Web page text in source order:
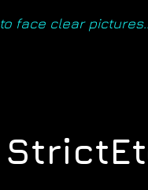
face clear